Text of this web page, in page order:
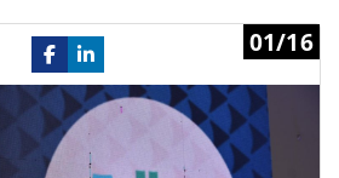
01/16